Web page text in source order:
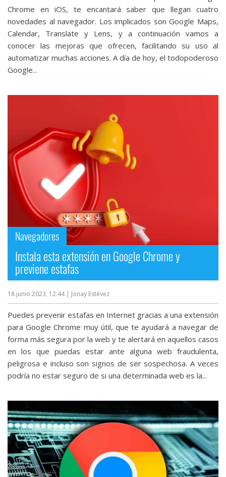
Chrome en iOS, te encantará saber que llegan cuatro
novedades al navegador. Los implicados son Google Maps,
Calendar, Translate y Lens, y a continuación vamos a
conocer las mejoras que ofrecen, facilitando su uso al
automatizar muchas acciones. A día de hoy, el todopoderoso
Google...
Navegadores
Instala esta extensión en Google Chrome y
previene estafas
18 junio 2023, 12:44 | Jonay Estévez
Puedes prevenir estafas en Internet gracias a una extensión
para Google Chrome muy útil, que te ayudará a navegar de
forma más segura por la web y te alertará en aquellos casos
en los que puedas estar ante alguna web fraudulenta,
peligrosa e incluso son signos de ser sospechosa. A veces
podría no estar seguro de si una determinada web es la...